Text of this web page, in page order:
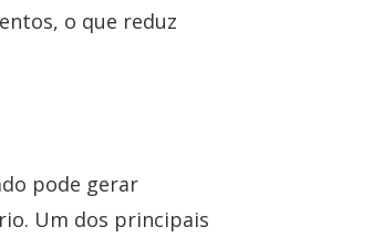
o que reduz
pode gerar
Um dos principais